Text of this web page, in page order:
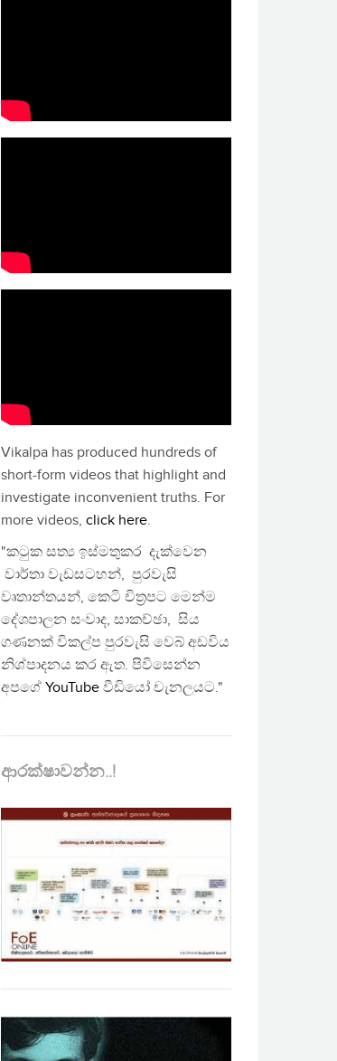
Vikalpa has produced hundreds of
short-form videos that highlight and
investigate inconvenient truths. For
more videos, click here.
"කටුක සත්‍ය ඉස්මතුකර දැක්වෙන
වාර්තා වැඩසටහන්, පුරවැසි
වෘතාන්තයන්, කෙටි චිත්‍රපට මෙන්ම
දේශපාලන සංවාද, සාකච්ඡා, සිය
ගණනක් විකල්ප පුරවැසි වෙබ් අඩවිය
නිශ්පාදනය කර ඇත. පිවිසෙන්න
අපගේ YouTube වීඩියෝ චැනලයට."
ආරක්ෂාවන්න..!